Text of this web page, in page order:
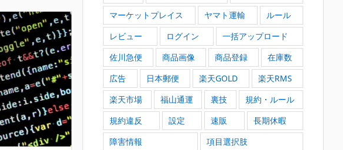
マーケットプレイス
ヤマト運輸
ルール
レビュー
ログイン
一括アップロード
佐川急便
商品画像 商品登録
在庫数
広告
日本郵便 楽天GOLD
楽天RMS
楽天市場
福山通運 裏技
規約・ルール
規約違反
設定 速販
長期休暇
障害情報
項目選択肢